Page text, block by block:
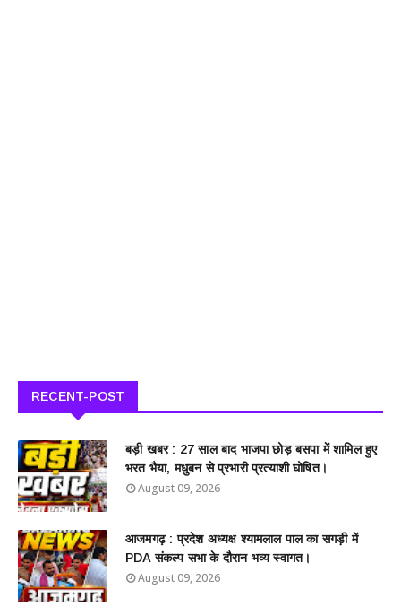
RECENT-POST
बड़ी खबर : 27 साल बाद भाजपा छोड़ बसपा में शामिल हुए
भरत भैया, मधुबन से प्रभारी प्रत्याशी घोषित।
August 09, 2026
आजमगढ़ : प्रदेश अध्यक्ष श्यामलाल पाल का सगड़ी में
PDA संकल्प सभा के दौरान भव्य स्वागत।
August 09, 2026